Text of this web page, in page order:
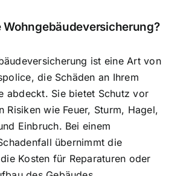
Wohngebäudeversicherung?
ist eine Art von
die Schäden an Ihrem
abdeckt. Sie bietet Schutz vor
Risiken wie Feuer, Sturm, Hagel,
Einbruch. Bei einem
übernimmt die
Kosten für Reparaturen oder